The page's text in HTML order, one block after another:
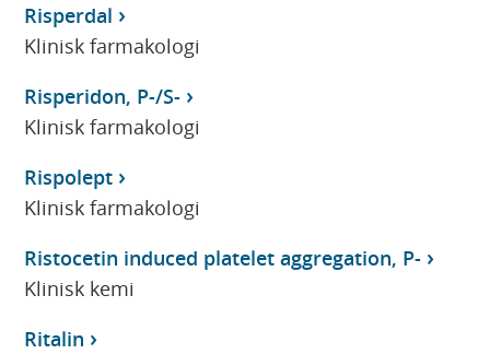
Risperdal
Klinisk farmakologi
Risperidon, P-/S-
Klinisk farmakologi
Rispolept
Klinisk farmakologi
Ristocetin induced platelet aggregation, P-
Klinisk kemi
Ritalin